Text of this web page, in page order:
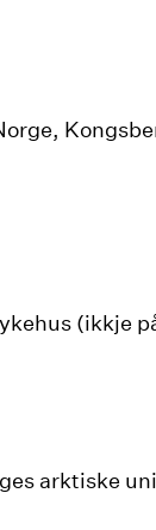
(ikkje
arktiske